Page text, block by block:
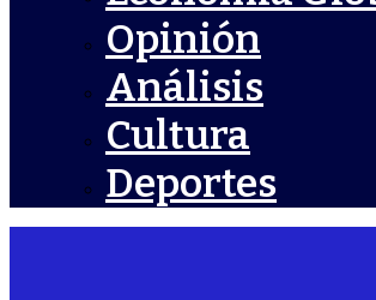
Opinión
Análisis
Cultura
Deportes